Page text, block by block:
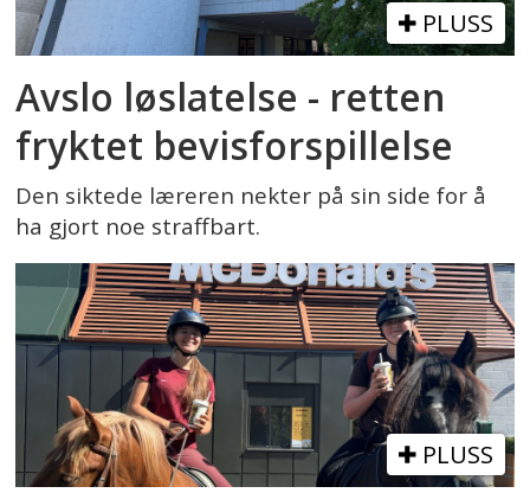
PLUSS
Avslo løslatelse - retten
fryktet bevisforspillelse
Den siktede læreren nekter på sin side for å
ha gjort noe straffbart.
PLUSS